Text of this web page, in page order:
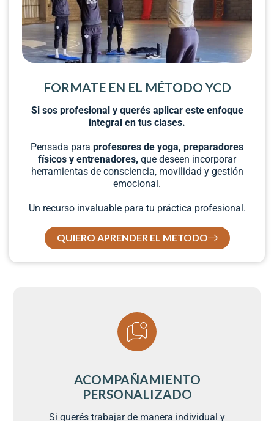
FORMATE EN EL MÉTODO YCD
Si sos profesional y querés aplicar este enfoque
integral en tus clases.
Pensada para profesores de yoga, preparadores
físicos y entrenadores, que deseen incorporar
herramientas de consciencia, movilidad y gestión
emocional.
Un recurso invaluable para tu práctica profesional.
QUIERO APRENDER EL METODO
ACOMPAÑAMIENTO
PERSONALIZADO
Si querés trabajar de manera individual y